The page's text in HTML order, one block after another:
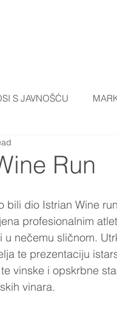
S JAVNOŠĆU
Run
bili dio Istrian Wine
profesionalnim
u nečemu sličnom.
te prezentaciju
vinske i opskrbne
vinara.